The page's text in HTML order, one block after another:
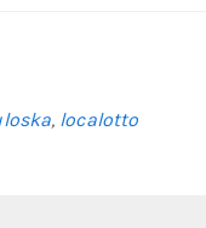
, localotto